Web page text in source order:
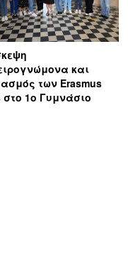
και
των Erasmus
στο 1ο Γυμνάσιο